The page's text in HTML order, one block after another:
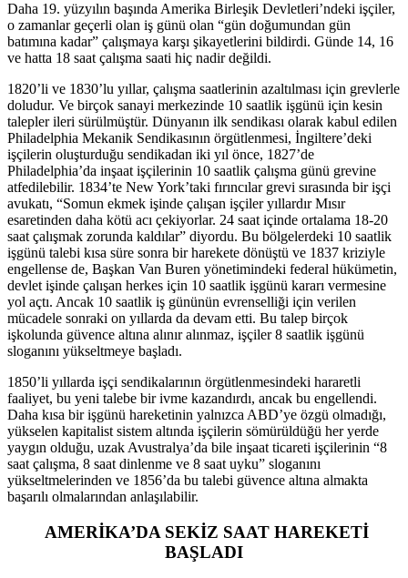
Daha 19. yüzyılın başında Amerika Birleşik Devletleri’ndeki işçiler,
o zamanlar geçerli olan iş günü olan “gün doğumundan gün
batımına kadar” çalışmaya karşı şikayetlerini bildirdi. Günde 14, 16
ve hatta 18 saat çalışma saati hiç nadir değildi.
1820’li ve 1830’lu yıllar, çalışma saatlerinin azaltılması için grevlerle
doludur. Ve birçok sanayi merkezinde 10 saatlik işgünü için kesin
talepler ileri sürülmüştür. Dünyanın ilk sendikası olarak kabul edilen
Philadelphia Mekanik Sendikasının örgütlenmesi, İngiltere’deki
işçilerin oluşturduğu sendikadan iki yıl önce, 1827’de
Philadelphia’da inşaat işçilerinin 10 saatlik çalışma günü grevine
atfedilebilir. 1834’te New York’taki fırıncılar grevi sırasında bir işçi
avukatı, “Somun ekmek işinde çalışan işçiler yıllardır Mısır
esaretinden daha kötü acı çekiyorlar. 24 saat içinde ortalama 18-20
saat çalışmak zorunda kaldılar” diyordu. Bu bölgelerdeki 10 saatlik
işgünü talebi kısa süre sonra bir harekete dönüştü ve 1837 kriziyle
engellense de, Başkan Van Buren yönetimindeki federal hükümetin,
devlet işinde çalışan herkes için 10 saatlik işgünü kararı vermesine
yol açtı. Ancak 10 saatlik iş gününün evrenselliği için verilen
mücadele sonraki on yıllarda da devam etti. Bu talep birçok
işkolunda güvence altına alınır alınmaz, işçiler 8 saatlik işgünü
sloganını yükseltmeye başladı.
1850’li yıllarda işçi sendikalarının örgütlenmesindeki hararetli
faaliyet, bu yeni talebe bir ivme kazandırdı, ancak bu engellendi.
Daha kısa bir işgünü hareketinin yalnızca ABD’ye özgü olmadığı,
yükselen kapitalist sistem altında işçilerin sömürüldüğü her yerde
yaygın olduğu, uzak Avustralya’da bile inşaat ticareti işçilerinin “8
saat çalışma, 8 saat dinlenme ve 8 saat uyku” sloganını
yükseltmelerinden ve 1856’da bu talebi güvence altına almakta
başarılı olmalarından anlaşılabilir.
AMERİKA’DA SEKİZ SAAT HAREKETİ
BAŞLADI